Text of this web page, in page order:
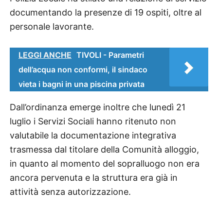
documentando la presenze di 19 ospiti, oltre al
personale lavorante.
LEGGI ANCHE TIVOLI - Parametri
dell’acqua non conformi, il sindaco
vieta i bagni in una piscina privata
Dall’ordinanza emerge inoltre che lunedì 21
luglio i Servizi Sociali hanno ritenuto non
valutabile la documentazione integrativa
trasmessa dal titolare della Comunità alloggio,
in quanto al momento del sopralluogo non era
ancora pervenuta e la struttura era già in
attività senza autorizzazione.